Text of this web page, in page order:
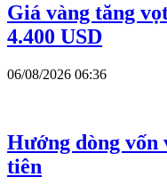
Giá vàng tăng
4.400 USD
06/08/2026 06:36
Hướng dòng vốn
tiên